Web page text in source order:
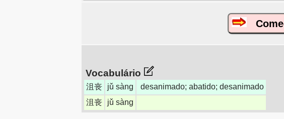
Vocabulário
沮丧 jǔ sàng
desanimado; abatido; desanimado
沮丧
jǔ sàng